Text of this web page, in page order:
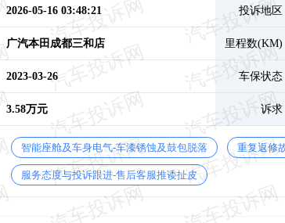
2026-05-16 03:48:21 投诉地区
广汽本田成都三和店 里程数(KM)
2023-03-26 车保状态
3.58万元 诉求
智能座舱及车身电气-车漆锈蚀及鼓包脱落 重复返修
服务态度与投诉跟进-售后客服推诿扯皮